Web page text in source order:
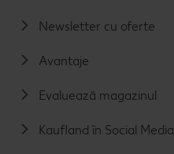
Newsletter cu oferte
Avantaje
Evaluează magazinul
Kaufland în Social Media